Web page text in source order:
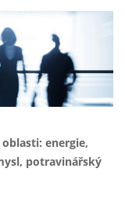
energie,
potravinářský